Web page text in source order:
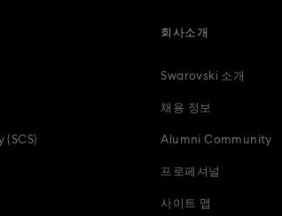
(SCS)
회사소개
Swarovski 소개
채용 정보
Alumni Community
프로페셔널
사이트 맵